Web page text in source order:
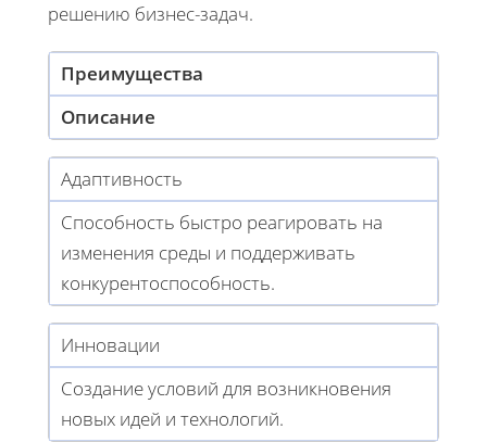
решению бизнес-задач.
Преимущества
Описание
Адаптивность
Способность быстро реагировать на
изменения среды и поддерживать
конкурентоспособность.
Инновации
Создание условий для возникновения
новых идей и технологий.